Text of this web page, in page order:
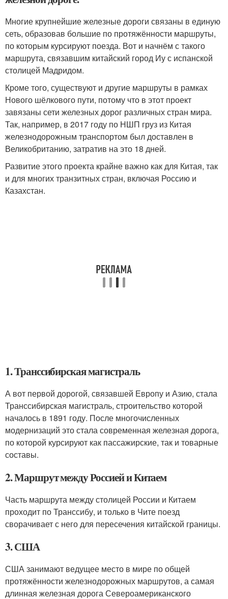
Многие крупнейшие железные дороги связаны в единую
сеть, образовав большие по протяжённости маршруты,
по которым курсируют поезда. Вот и начнём с такого
маршрута, связавшим китайский город Иу с испанской
столицей Мадридом.
Кроме того, существуют и другие маршруты в рамках
Нового шёлкового пути, потому что в этот проект
завязаны сети железных дорог различных стран мира.
Так, например, в 2017 году по НШП груз из Китая
железнодорожным транспортом был доставлен в
Великобританию, затратив на это 18 дней.
Развитие этого проекта крайне важно как для Китая, так
и для многих транзитных стран, включая Россию и
Казахстан.
1. Транссибирская магистраль
А вот первой дорогой, связавшей Европу и Азию, стала
Транссибирская магистраль, строительство которой
началось в 1891 году. После многочисленных
модернизаций это стала современная железная дорога,
по которой курсируют как пассажирские, так и товарные
составы.
2. Маршрут между Россией и Китаем
Часть маршрута между столицей России и Китаем
проходит по Транссибу, и только в Чите поезд
сворачивает с него для пересечения китайской границы.
3. США
США занимают ведущее место в мире по общей
протяжённости железнодорожных маршрутов, а самая
длинная железная дорога Североамериканского